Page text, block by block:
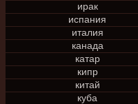
ирак
испания
италия
канада
катар
кипр
китай
куба